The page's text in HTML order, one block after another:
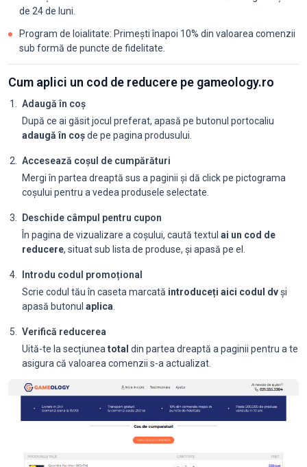
de 24 de luni.
Program de loialitate: Primești înapoi 10% din valoarea comenzii
sub formă de puncte de fidelitate.
Cum aplici un cod de reducere pe gameology.ro
Adaugă în coș
După ce ai găsit jocul preferat, apasă pe butonul portocaliu
adaugă în coșde pe pagina produsului.
Accesează coșul de cumpărături
Mergi în partea dreaptă sus a paginii și dă click pe pictograma
coșului pentru a vedea produsele selectate.
Deschide câmpul pentru cupon
În pagina de vizualizare a coșului, caută textul ai un cod de
reducere, situat sub lista de produse, și apasă pe el.
Introdu codul promoțional
Scrie codul tău în caseta marcată introduceți aici codul dvși
apasă butonul aplica
Verifică reducerea
Uită-te la secțiunea total din partea dreaptă a paginii pentru a te
asigura că valoarea comenzii s-a actualizat.